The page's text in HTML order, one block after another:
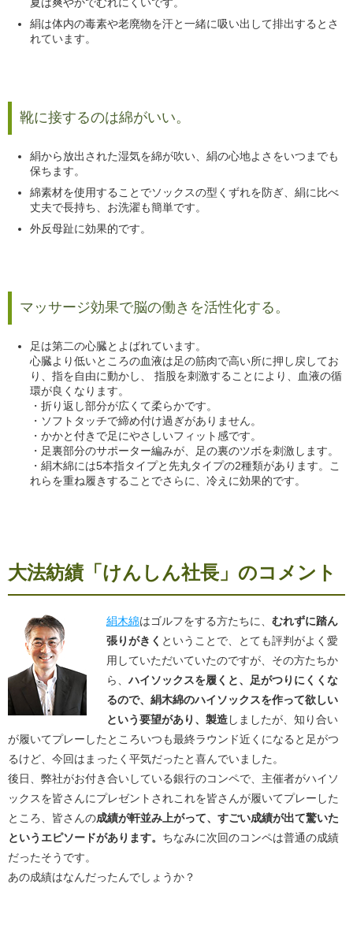
絹は体内の毒素や老廃物を汗と一緒に吸い出して排出するとさ
れています。
靴に接するのは綿がいい。
絹から放出された湿気を綿が吹い、絹の心地よさをいつまでも
保ちます。
綿素材を使用することでソックスの型くずれを防ぎ、絹に比べ
丈夫で長持ち、お洗濯も簡単です。
外反母趾に効果的です。
マッサージ効果で脳の働きを活性化する。
足は第二の心臓とよばれています。
心臓より低いところの血液は足の筋肉で高い所に押し戻してお
り、指を自由に動かし、 指股を刺激することにより、血液の循
環が良くなります。
・折り返し部分が広くて柔らかです。
・ソフトタッチで締め付け過ぎがありません。
・かかと付きで足にやさしいフィット感です。
・足裏部分のサポーター編みが、足の裏のツボを刺激します。
・絹木綿には5本指タイプと先丸タイプの2種類があります。こ
れらを重ね履きすることでさらに、冷えに効果的です。
大法紡績「けんしん社長」のコメント
絹木綿はゴルフをする方たちに、 むれずに踏ん
張りがきく ということで、とても評判がよく愛
用していただいていたのですが、その方たちか
ら、ハイソックスを履くと、足がつりにくくな
るので、絹木綿のハイソックスを作って欲しい
という要望があり、製造しましたが、知り合い
が履いてプレーしたところいつも最終ラウンド近くになると足がつ
るけど、今回はまったく平気だったと喜んでいました。
後日、弊社がお付き合いしている銀行のコンペで、主催者がハイソ
ックスを皆さんにプレゼントされこれを皆さんが履いてプレーした
ところ、皆さんの成績が軒並み上がって、すごい成績が出て驚いた
というエピソードがあります。 ちなみに次回のコンペは普通の成績
だったそうです。
あの成績はなんだったんでしょうか？